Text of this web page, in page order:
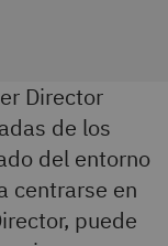
Director
de los
del entorno
centrarse en
puede